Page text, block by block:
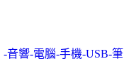
響-電腦-手機-USB-